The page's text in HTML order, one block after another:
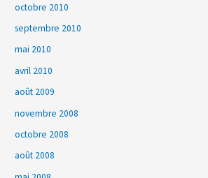
octobre 2010
septembre 2010
mai 2010
avril 2010
août 2009
novembre 2008
octobre 2008
août 2008